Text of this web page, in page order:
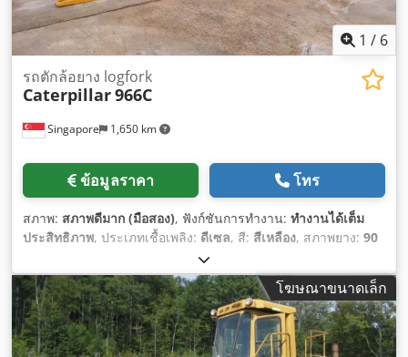
1 / 6
Singapore 1,650 km
รถตักล้อยาง logfork
Caterpillar966C
ข้อมูลราคา โทร
สภาพ: สภาพดีมาก (มือสอง), ฟังก์ชันการทำงาน: ทำงานได้เต็ม
ประสิทธิภาพ, ประเภทเชื้อเพลิง: ดีเซล, สี: สีเหลือง, สภาพยาง: 90
, สภาพการขับเคลื่อน:90 เปอร์เซ็นต์
หมายเลขเครื่องจักร/ยานพาหนะ:KM&EW144, อุปกรณ์:ห้อง
โดยสาร, ไฮดรอลิก, โฆษณาขนาดเล็ก